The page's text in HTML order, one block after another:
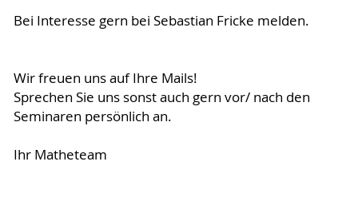
Bei Interesse gern bei Sebastian Fricke melden.
Wir freuen uns auf Ihre Mails!
Sprechen Sie uns sonst auch gern vor/ nach den
Seminaren persönlich an.
Ihr Matheteam